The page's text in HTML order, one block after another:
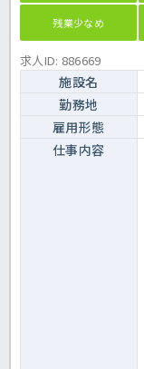
残業少なめ
求人ID: 886669
施設名
勤務地
雇用形態
仕事内容